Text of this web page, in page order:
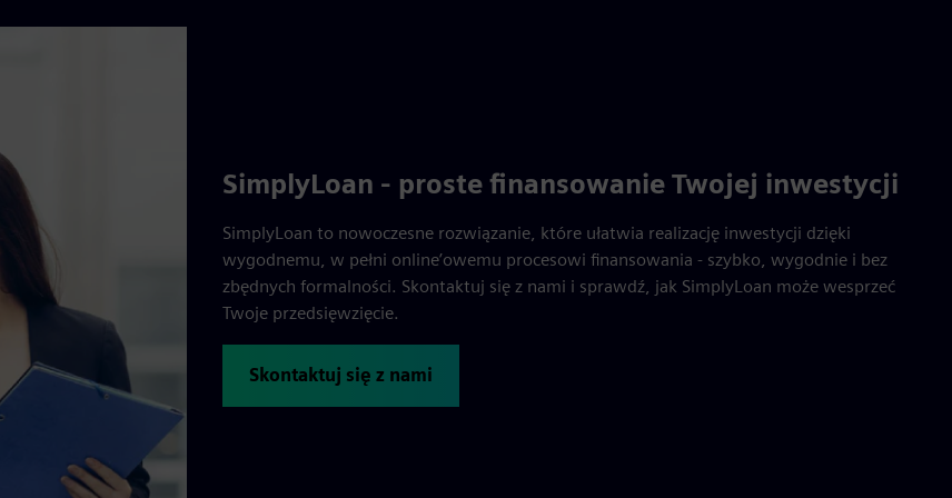
SimplyLoan - proste finansowanie Twojej inwestycji
SimplyLoan to nowoczesne rozwiązanie, które ułatwia realizację inwestycji dzięki
wygodnemu, w pełni online’owemu procesowi finansowania - szybko, wygodnie i bez
zbędnych formalności. Skontaktuj się z nami i sprawdź, jak SimplyLoan może wesprzeć
Twoje przedsięwzięcie.
Skontaktuj się z nami